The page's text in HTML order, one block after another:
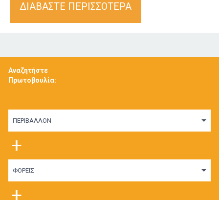
ΔΙΑΒΑΣΤΕ ΠΕΡΙΣΣΟΤΕΡΑ
Αναζητήστε
Πρωτοβουλία:
ΠΕΡΙΒΑΛΛΟΝ
+
ΦΟΡΕΙΣ
+